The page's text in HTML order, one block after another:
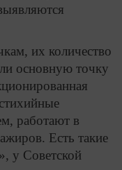
их количество
основную точку
работают в
Есть такие
у Советской